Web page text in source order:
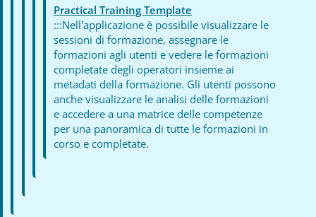
Practical Training Template
:::Nell'applicazione è possibile visualizzare le
sessioni di formazione, assegnare le
formazioni agli utenti e vedere le formazioni
completate degli operatori insieme ai
metadati della formazione. Gli utenti possono
anche visualizzare le analisi delle formazioni
e accedere a una matrice delle competenze
per una panoramica di tutte le formazioni in
corso e completate.